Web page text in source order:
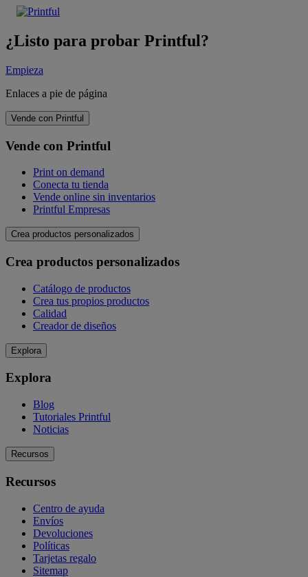
¿Listo para probar Printful?
Empieza
Enlaces a pie de página
Vende con Printful
Vende con Printful
Print on demand
Conecta tu tienda
Vende online sin inventarios
Printful Empresas
Crea productos personalizados
Crea productos personalizados
Catálogo de productos
Crea tus propios productos
Calidad
Creador de diseños
Explora
Explora
Blog
Tutoriales Printful
Noticias
Recursos
Recursos
Centro de ayuda
Envíos
Devoluciones
Políticas
Tarjetas regalo
Sitemap